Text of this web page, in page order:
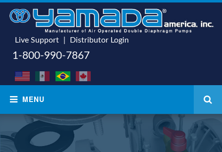
Live Support Distributor Login
1-800-990-7867